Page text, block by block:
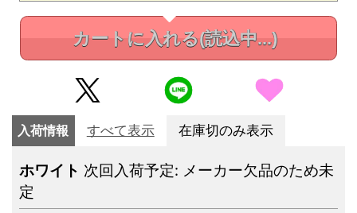
カートに入れる(読込中...)
入荷情報 すべて表示 在庫切のみ表示
ホワイト 次回入荷予定: メーカー欠品のため未
定